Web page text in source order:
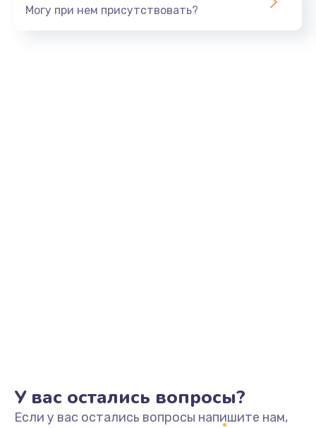
Могу при нем присутствовать?
У вас остались вопросы?
Если у вас остались вопросы напишите нам,